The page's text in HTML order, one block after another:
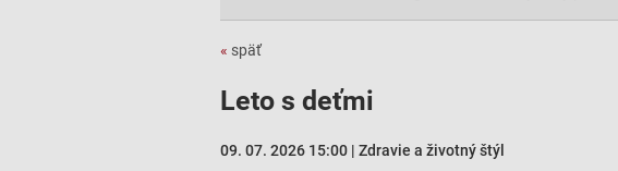
« späť
Leto s deťmi
09. 07. 2026 15:00 | Zdravie a životný štýl